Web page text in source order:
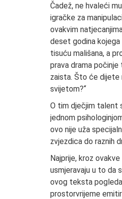
Čadež, ne hvaleći
igračke za
ovakvim
deset godina kojega
tisuću mališana, a
prava drama
zaista. Što će dijete
svijetom?“
O tim dječjim talent
jednom
ovo nije uža
zvjezdica do raznih
Najprije, kroz
usmjeravaju u to da
ovog teksta
prostorvrijeme